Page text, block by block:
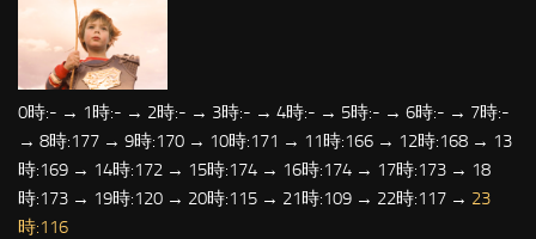
0時:- → 1時:- → 2時:- → 3時:- → 4時:- → 5時:- → 6時:- → 7時:-
→ 8時:177 → 9時:170 → 10時:171 → 11時:166 → 12時:168 → 13
時:169 → 14時:172 → 15時:174 → 16時:174 → 17時:173 → 18
時:173 → 19時:120 → 20時:115 → 21時:109 → 22時:117 → 23
時:116